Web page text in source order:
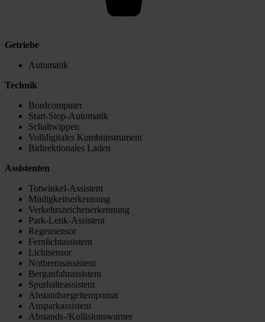
Getriebe
Automatik
Technik
Bordcomputer
Start-Stop-Automatik
Schaltwippen
Volldigitales Kombiinstrument
Bidirektionales Laden
Assistenten
Totwinkel-Assistent
Müdigkeitserkennung
Verkehrszeichenerkennung
Park-Lenk-Assistent
Regensensor
Fernlichtassistent
Lichtsensor
Notbremsassistent
Berganfahrassistent
Spurhalteassistent
Abstandsregeltempomat
Ausparkassistent
Abstands-/Kollisionswarner